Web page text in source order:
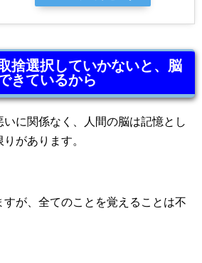
捨選択していかないと、脳
きているから
に関係なく、人間の脳は記憶とし
があります。
が、全てのことを覚えることは不